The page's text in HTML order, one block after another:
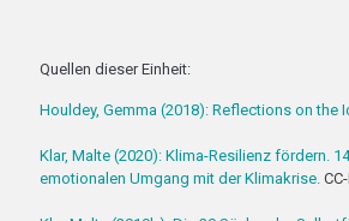
Quellen dieser Einheit:
Houldey, Gemma (2018): Reflections on the
Klar, Malte (2020): Klima-Resilienz fördern.
emotionalen Umgang mit der Klimakrise.